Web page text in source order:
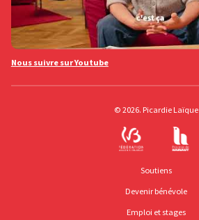
Nous suivre sur Youtube
© 2026. Picardie Laïque
Soutiens
Devenir bénévole
Emploi et stages